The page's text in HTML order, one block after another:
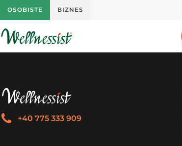
OSOBISTE BIZNES
+40 775 333 909